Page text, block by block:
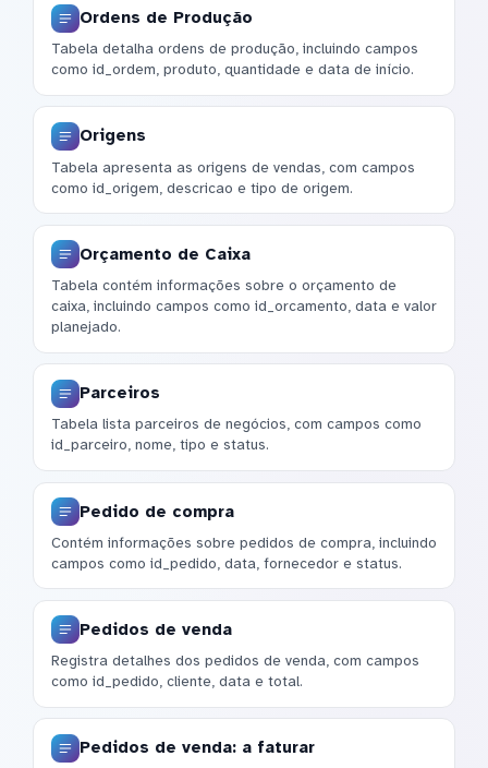
Ordens de Produção
Tabela detalha ordens de produção, incluindo campos
como id_ordem, produto, quantidade e data de início.
Origens
Tabela apresenta as origens de vendas, com campos
como id_origem, descricao e tipo de origem.
Orçamento de Caixa
Tabela contém informações sobre o orçamento de
caixa, incluindo campos como id_orcamento, data e valor
planejado.
Parceiros
Tabela lista parceiros de negócios, com campos como
id_parceiro, nome, tipo e status.
Pedido de compra
Contém informações sobre pedidos de compra, incluindo
campos como id_pedido, data, fornecedor e status.
Pedidos de venda
Registra detalhes dos pedidos de venda, com campos
como id_pedido, cliente, data e total.
Pedidos de venda: a faturar